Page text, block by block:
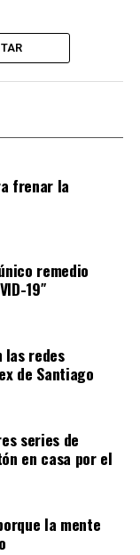
frenar la
remedio
19″
las redes
de Santiago
series de
en casa por el
la mente